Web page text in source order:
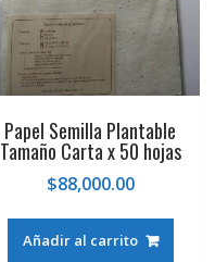
Papel Semilla Plantable
Tamaño Carta x 50 hojas
$88,000.00
Añadir al carrito